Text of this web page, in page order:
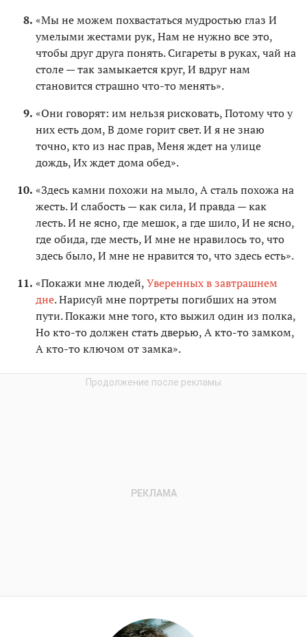
«Мы не можем похвастаться мудростью глаз И
умелыми жестами рук, Нам не нужно все это,
чтобы друг друга понять. Сигареты в руках, чай на
столе — так замыкается круг, И вдруг нам
становится страшно что-то менять».
«Они говорят: им нельзя рисковать, Потому что у
них есть дом, В доме горит свет. И я не знаю
точно, кто из нас прав, Меня ждет на улице
дождь, Их ждет дома обед».
«Здесь камни похожи на мыло, А сталь похожа на
жесть. И слабость — как сила, И правда — как
лесть. И не ясно, где мешок, а где шило, И не ясно,
где обида, где месть, И мне не нравилось то, что
здесь было, И мне не нравится то, что здесь есть».
«Покажи мне людей,Уверенных в завтрашнем
дне. Нарисуй мне портреты погибших на этом
пути. Покажи мне того, кто выжил один из полка,
Но кто-то должен стать дверью, А кто-то замком,
А кто-то ключом от замка».